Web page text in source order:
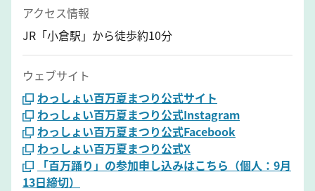
アクセス情報
JR「小倉駅」から徒歩約10分
ウェブサイト
わっしょい百万夏まつり公式サイト
わっしょい百万夏まつり公式Instagram
わっしょい百万夏まつり公式Facebook
わっしょい百万夏まつり公式X
「百万踊り」の参加申し込みはこちら（個人：9月
13日締切）